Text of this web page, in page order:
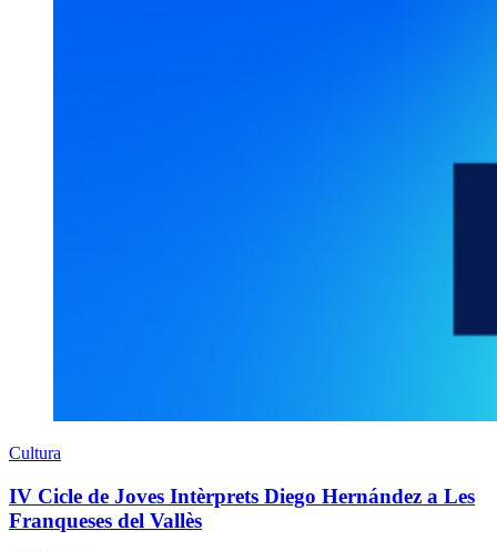
Cultura
IV Cicle de Joves Intèrprets Diego Hernández a Les
Franqueses del Vallès